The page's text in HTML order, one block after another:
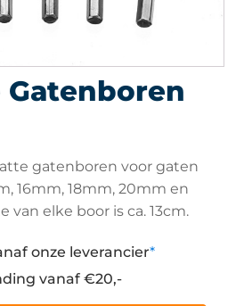
gatenboren voor gaten
16mm, 18mm, 20mm en
van elke boor is ca. 13cm.
onze leverancier*
vanaf €20,-